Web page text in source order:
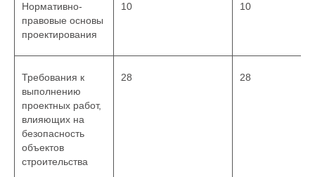
Нормативно-
правовые основы
проектирования
10 10
Требования к
выполнению
проектных работ,
влияющих на
безопасность
объектов
строительства
28 28